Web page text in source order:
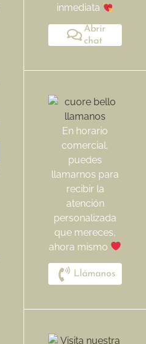
inmediata
Abrir
chat
En horario
comercial,
puedes
llamarnos para
recibir la
atención
personalizada
que mereces,
ahora mismo
Llámanos